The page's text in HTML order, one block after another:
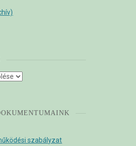
szabályzat